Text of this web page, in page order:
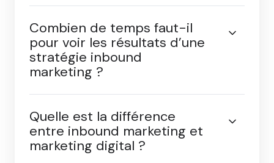
Combien coûte une agence
inbound marketing ?
Combien de temps faut-il
pour voir les résultats d’une
stratégie inbound
marketing ?